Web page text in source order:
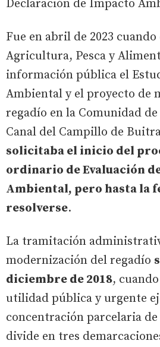
Declaración de Impacto
Fue en abril de 2023
Agricultura, Pesca y
información pública el
Ambiental y el proyecto de
regadío en la Comunidad
Canal del Campillo de
solicitaba el inicio del
ordinario de Evaluación
Ambiental, pero hasta la
resolverse.
La tramitación
modernización del regadío
diciembre de 2018,
utilidad pública y urgente
concentración parcelaria de
divide en tres